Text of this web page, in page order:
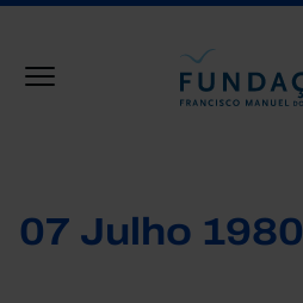
07 Julho 1980